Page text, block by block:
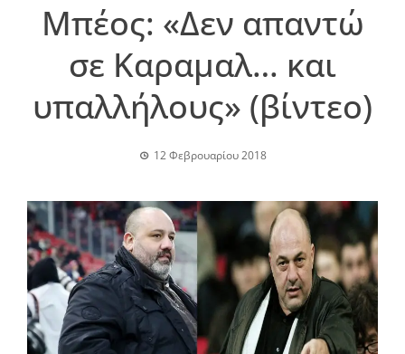
Μπέος: «Δεν απαντώ
σε Καραμαλ… και
υπαλλήλους» (βίντεο)
12 Φεβρουαρίου 2018